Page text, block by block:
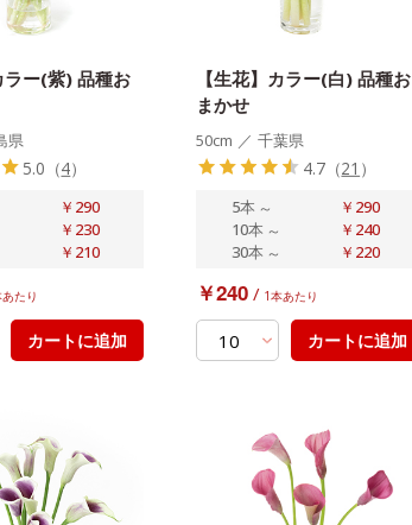
ラー(紫) 品種お
県
5.0 （4）
￥290
￥230
￥210
たり
カートに追加
【生花】カラー(白) 品種お
まかせ
50cm ／ 千葉県
4.7（21 ）
5本 ～
￥290
10本 ～
￥240
30本 ～ ￥220
￥240 / 1本あたり
カートに追加